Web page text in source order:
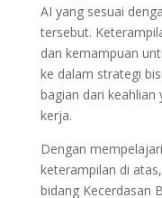
AI yang sesuai
tersebut.
dan kemampuan
ke dalam strategi
bagian dari keahlian
kerja.
Dengan
keterampilan di
bidang Kecerdasan